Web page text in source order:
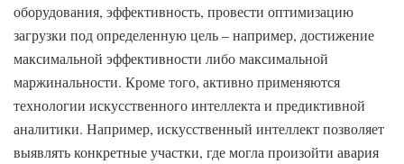
оборудования, эффективность, провести оптимизацию
загрузки под определенную цель – например, достижение
максимальной эффективности либо максимальной
маржинальности. Кроме того, активно применяются
технологии искусственного интеллекта и предиктивной
аналитики. Например, искусственный интеллект позволяет
выявлять конкретные участки, где могла произойти авария